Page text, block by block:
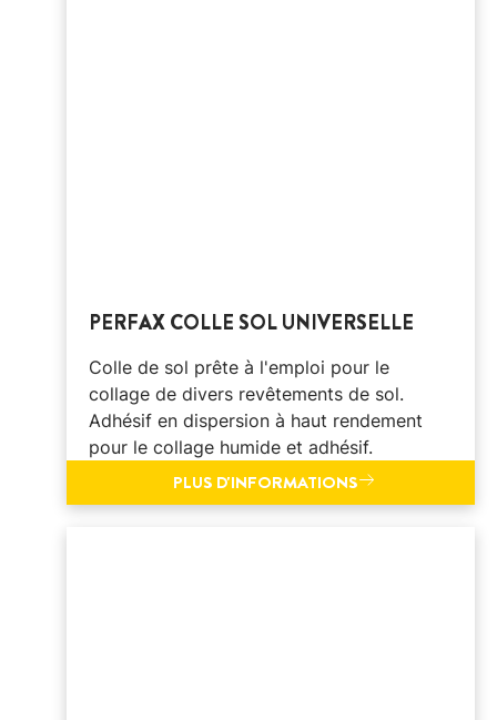
PERFAX COLLE SOL UNIVERSELLE
Colle de sol prête à l'emploi pour le
collage de divers revêtements de sol.
Adhésif en dispersion à haut rendement
pour le collage humide et adhésif.
PLUS D'INFORMATIONS